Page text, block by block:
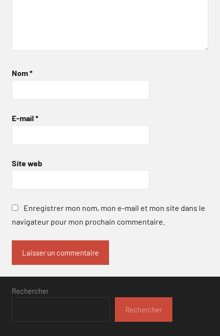
Nom*
E-mail *
Site web
Enregistrer mon nom, mon e-mail et mon site dans le
navigateur pour mon prochain commentaire.
Rechercher
Rechercher